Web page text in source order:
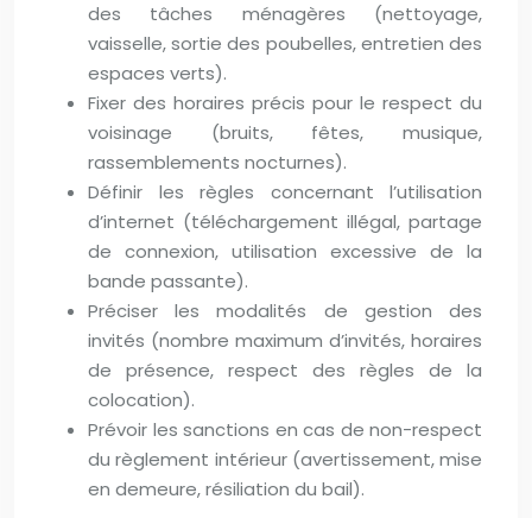
des tâches ménagères (nettoyage,
vaisselle, sortie des poubelles, entretien des
espaces verts).
Fixer des horaires précis pour le respect du
voisinage (bruits, fêtes, musique,
rassemblements nocturnes).
Définir les règles concernant l’utilisation
d’internet (téléchargement illégal, partage
de connexion, utilisation excessive de la
bande passante).
Préciser les modalités de gestion des
invités (nombre maximum d’invités, horaires
de présence, respect des règles de la
colocation).
Prévoir les sanctions en cas de non-respect
du règlement intérieur (avertissement, mise
en demeure, résiliation du bail).